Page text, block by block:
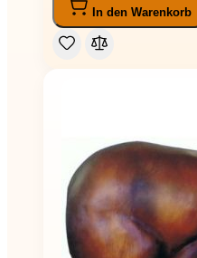
In den Warenkorb